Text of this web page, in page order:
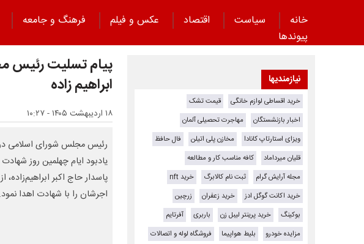
خانه سیاست اقتصاد عکس و فیلم فرهنگ و جامعه
پیوند‌ها
پیام تسلیت رئیس
ابراهیم زاده
۱۸ اردیبهشت ۱۴۰۵ - ۱۰:۲۷
رئیس مجلس شورای اسلامی در
یادبود ایام چهلمین روز
پاسدار حاج اکبر
اجرشان را با شهادت اهدا نمود.
نیازمندیها
خرید اقساطی لوازم خانگی
قیمت تشک
اخبار بازنشستگان
مهاجرت تحصیلی آلمان
ویزای استارتاپ کانادا
مخازن پلی اتیلن
فال حافظ
قلیان میرداماد
کافه مناسب کار و مطالعه
مجله آرایش گرام
ثبت نام کالابرگ
خرید nft
خرید اکانت گوگل ادز
خرید زعفران
زرچین
بوکینگ
خرید پرینتر لیبل زن باربری
آفرتایم
مزایده خودرو
بلیط هواپیما
فروشگاه لوله و اتصالات